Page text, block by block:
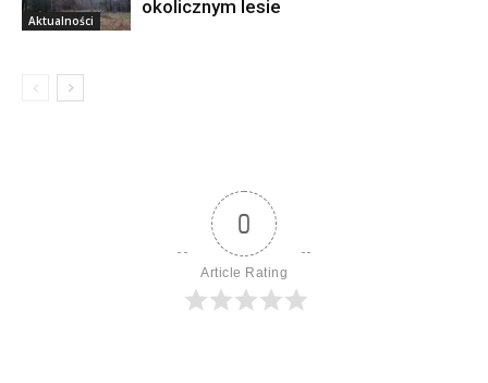
Aktualności
okolicznym lesie
0
Article Rating